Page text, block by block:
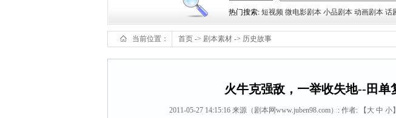
热门搜索: 短视频 微电影剧本 小品剧本 动画剧本 话
当前位置： 首页 -> 剧本素材 -> 历史故事
火牛克强敌，一举收失地--田单
2011-05-27 14:15:16 来源（剧本网www.juben98.com）: 作者: 【 大 中 小